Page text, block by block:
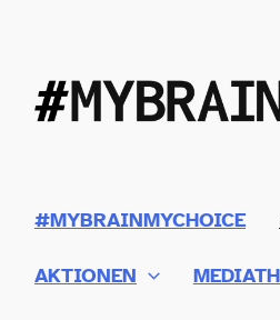
springen
#MYBRAINMYCHOICE
AKTIONEN